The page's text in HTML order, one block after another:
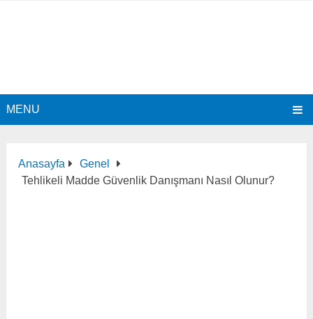
MENU
Anasayfa
Genel
Tehlikeli Madde Güvenlik Danışmanı Nasıl Olunur?